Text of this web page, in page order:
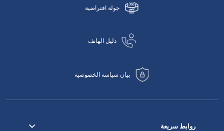
جولة افتراضية
دليل الهاتف
بيان سياسة الخصوصية
روابط سريعة